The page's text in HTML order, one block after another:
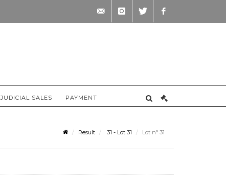
JUDICIAL SALES PAYMENT
Result 31 - Lot 31 Lot n° 31